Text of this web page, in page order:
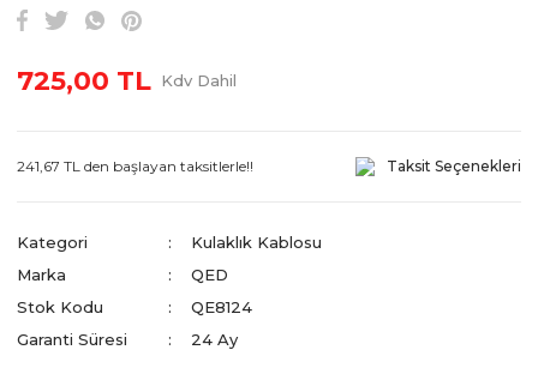
725,00 TL Kdv Dahil
241,67 TL den başlayan taksitlerle!! Taksit Seçenekleri
Kategori
Kulaklık Kablosu
Marka
QED
Stok Kodu
QE8124
Garanti Süresi
24 Ay